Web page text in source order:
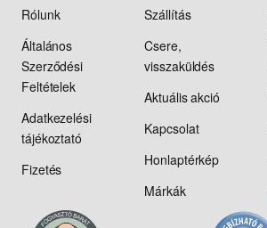
Rólunk
Általános
Szerződési
Feltételek
Adatkezelési
tájékoztató
Fizetés
Szállítás
Csere,
visszaküldés
Aktuális akció
Kapcsolat
Honlaptérkép
Márkák